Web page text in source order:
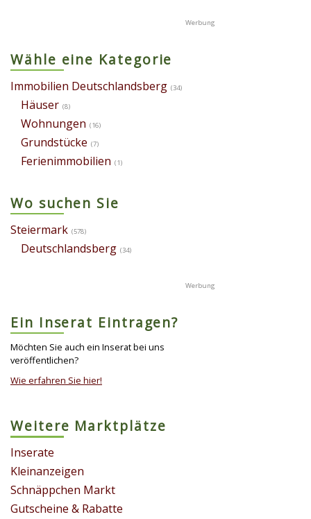
Wähle eine Kategorie
Immobilien Deutschlandsberg (34)
Häuser (8)
Wohnungen (16)
Grundstücke (7)
Ferienimmobilien (1)
Wo suchen Sie
Steiermark (578)
Deutschlandsberg (34)
Ein Inserat Eintragen?
Möchten Sie auch ein Inserat bei uns
veröffentlichen?
Wie erfahren Sie hier!
Weitere Marktplätze
Inserate
Kleinanzeigen
Schnäppchen Markt
Gutscheine & Rabatte